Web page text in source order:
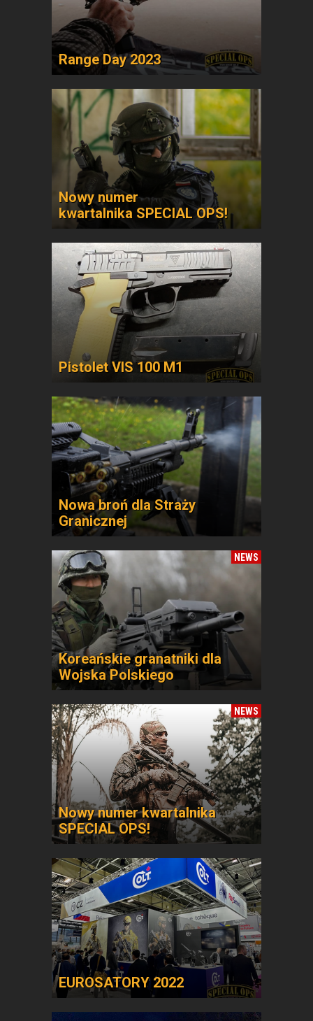
Range Day 2023
Nowy numer
kwartalnika SPECIAL OPS!
Pistolet VIS 100 M1
Nowa broń dla Straży
Granicznej
NEWS
Koreańskie granatniki dla
Wojska Polskiego
NEWS
Nowy numer kwartalnika
SPECIAL OPS!
EUROSATORY 2022